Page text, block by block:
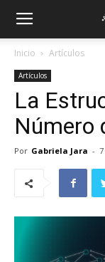
Inicio Artículos
Artículos
La
Número
Por Gabriela Jara -